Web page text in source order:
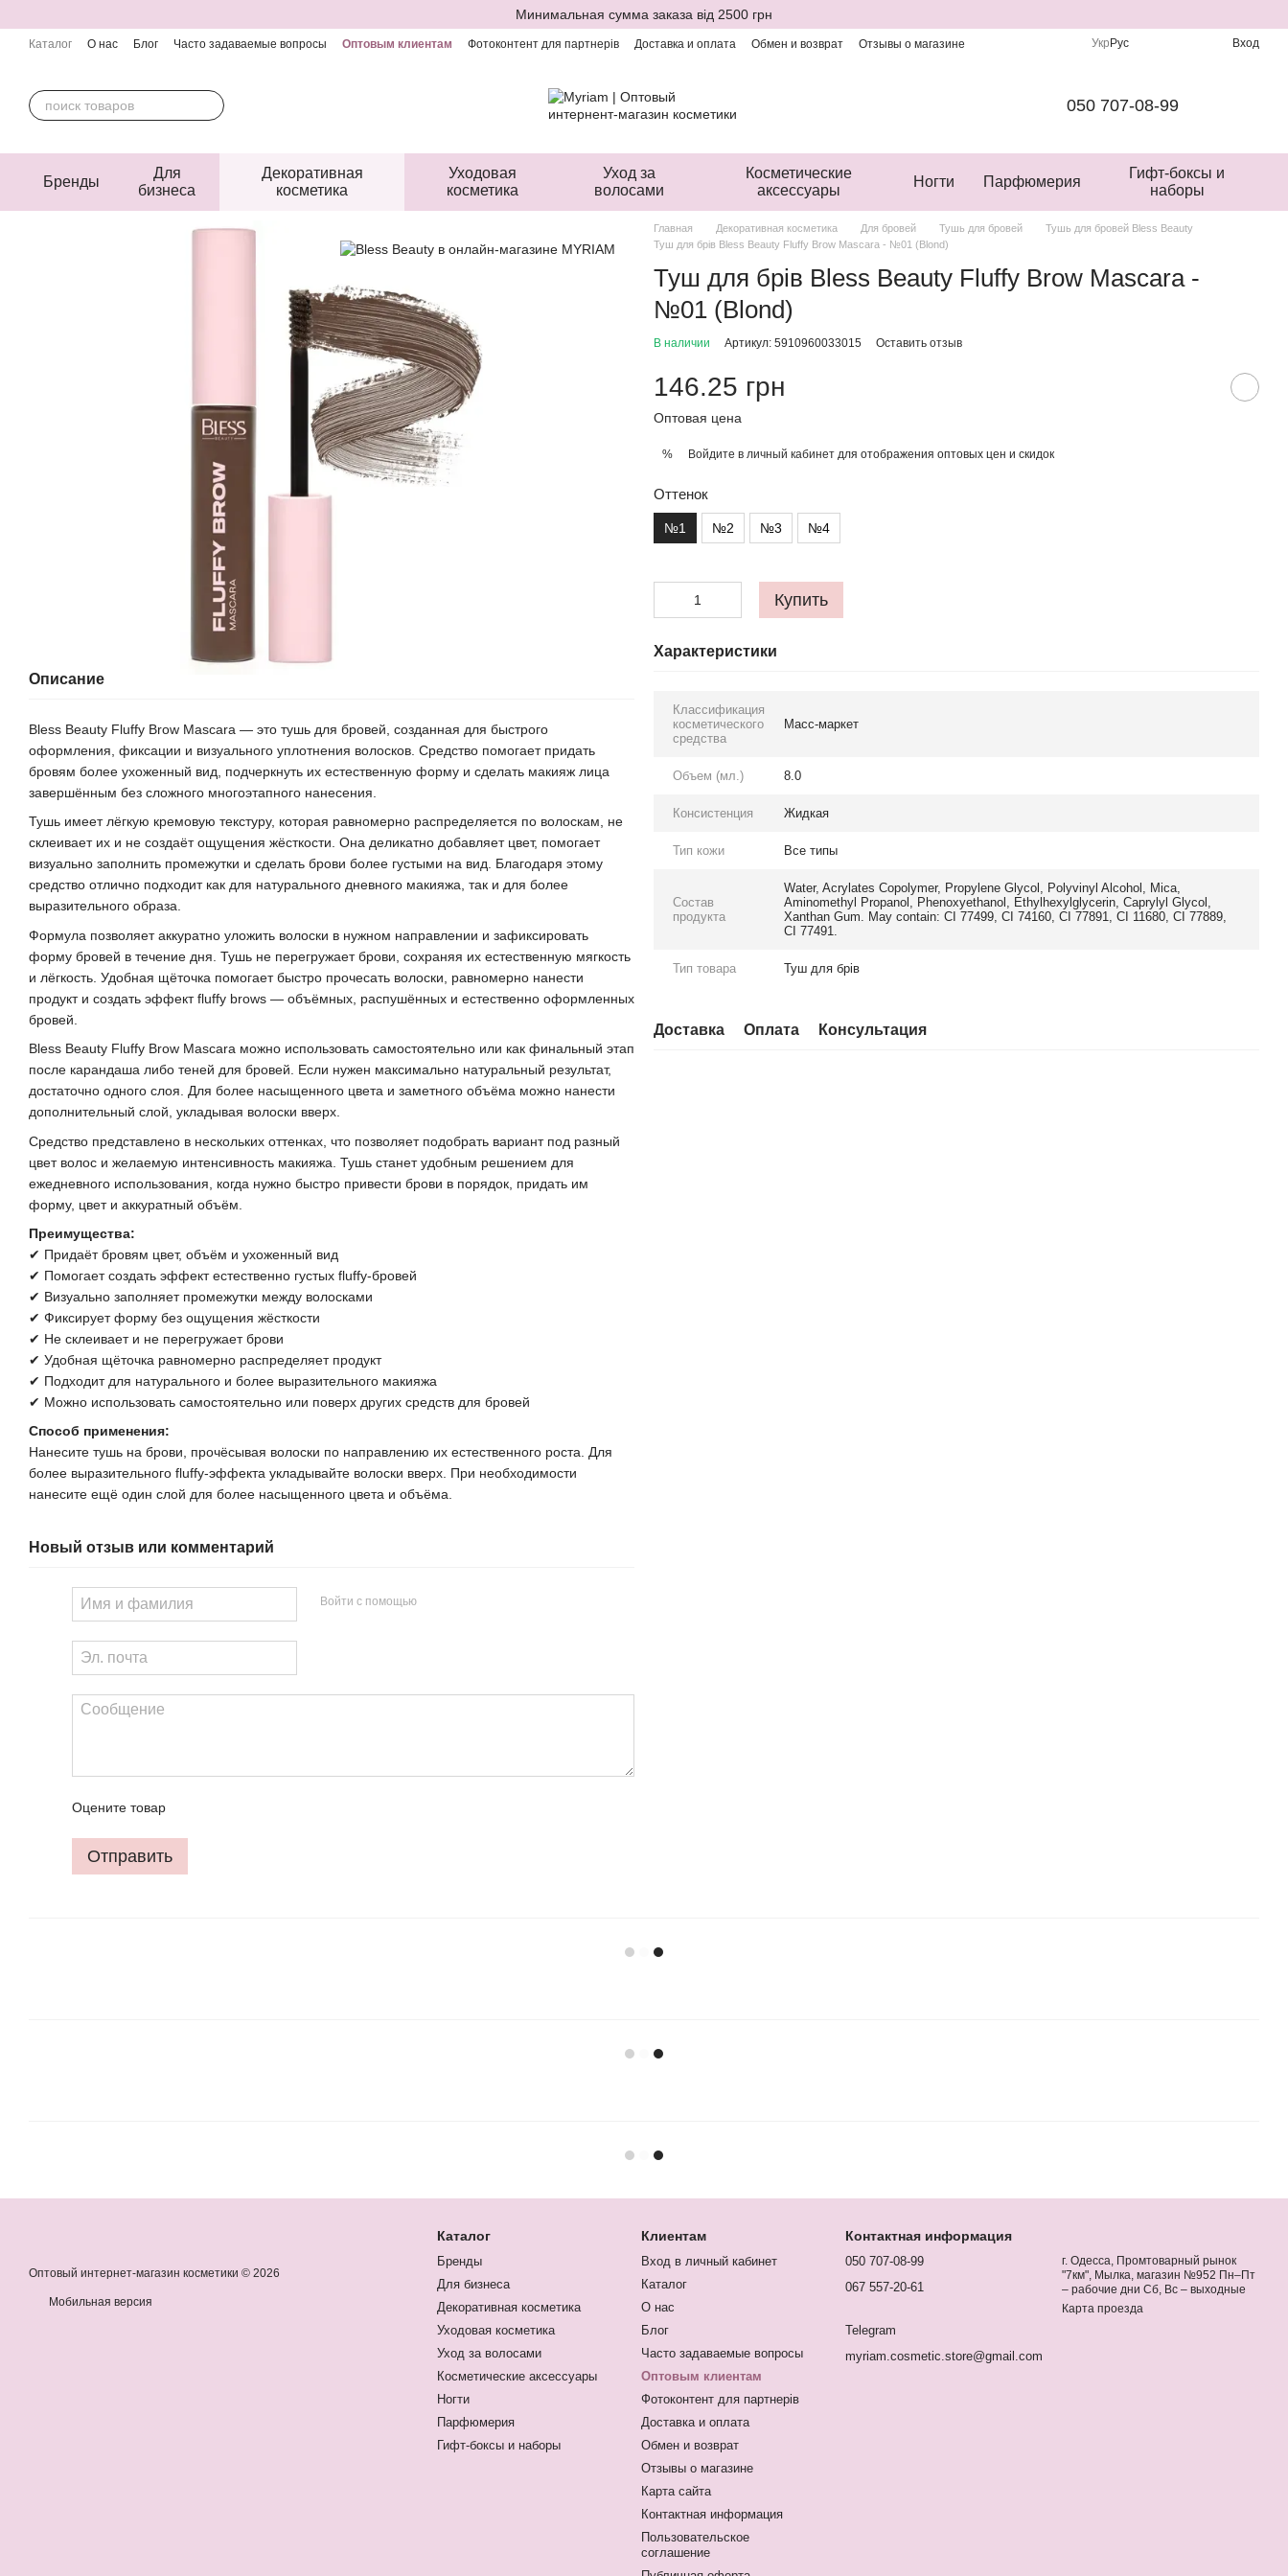
Минимальная сумма заказа від 2500 грн
Каталог О нас Блог Часто задаваемые вопросы Оптовым клиентам Фотоконтент для партнерів Доставка и оплата Обмен и возврат
Отзывы о магазине
Укр Рус Вход
050 707-08-99
Бренды
Для
бизнеса
Декоративная
косметика
Уходовая
косметика
Уход за
волосами
Косметические
аксессуары
Ногти Парфюмерия
Гифт-боксы и
наборы
Описание
Bless Beauty Fluffy Brow Mascara — это тушь для бровей, созданная для быстрого
оформления, фиксации и визуального уплотнения волосков. Средство помогает придать
бровям более ухоженный вид, подчеркнуть их естественную форму и сделать макияж лица
завершённым без сложного многоэтапного нанесения.
Тушь имеет лёгкую кремовую текстуру, которая равномерно распределяется по волоскам, не
склеивает их и не создаёт ощущения жёсткости. Она деликатно добавляет цвет, помогает
визуально заполнить промежутки и сделать брови более густыми на вид. Благодаря этому
средство отлично подходит как для натурального дневного макияжа, так и для более
выразительного образа.
Формула позволяет аккуратно уложить волоски в нужном направлении и зафиксировать
форму бровей в течение дня. Тушь не перегружает брови, сохраняя их естественную мягкость
и лёгкость. Удобная щёточка помогает быстро прочесать волоски, равномерно нанести
продукт и создать эффект fluffy brows — объёмных, распушённых и естественно оформленных
бровей.
Bless Beauty Fluffy Brow Mascara можно использовать самостоятельно или как финальный этап
после карандаша либо теней для бровей. Если нужен максимально натуральный результат,
достаточно одного слоя. Для более насыщенного цвета и заметного объёма можно нанести
дополнительный слой, укладывая волоски вверх.
Средство представлено в нескольких оттенках, что позволяет подобрать вариант под разный
цвет волос и желаемую интенсивность макияжа. Тушь станет удобным решением для
ежедневного использования, когда нужно быстро привести брови в порядок, придать им
форму, цвет и аккуратный объём.
Преимущества:
✔ Придаёт бровям цвет, объём и ухоженный вид
✔ Помогает создать эффект естественно густых fluffy-бровей
✔ Визуально заполняет промежутки между волосками
✔ Фиксирует форму без ощущения жёсткости
✔ Не склеивает и не перегружает брови
✔ Удобная щёточка равномерно распределяет продукт
✔ Подходит для натурального и более выразительного макияжа
✔ Можно использовать самостоятельно или поверх других средств для бровей
Способ применения:
Нанесите тушь на брови, прочёсывая волоски по направлению их естественного роста. Для
более выразительного fluffy-эффекта укладывайте волоски вверх. При необходимости
нанесите ещё один слой для более насыщенного цвета и объёма.
Новый отзыв или комментарий
Войти с помощью
Оцените товар
Отправить
Главная Декоративная косметика Для бровей Тушь для бровей
Тушь для бровей Bless Beauty
Туш для брів Bless Beauty Fluffy Brow Mascara - №01 (Blond)
Туш для брів Bless Beauty Fluffy Brow Mascara -
№01 (Blond)
В наличии Артикул: 5910960033015 Оставить отзыв
146.25 грн
Оптовая цена
% Войдите в личный кабинет для отображения оптовых цен и скидок
Оттенок
№1 №2 №3 №4
Купить
Характеристики
Классификация
косметического
средства
Масс-маркет
Объем (мл.) 8.0
Консистенция Жидкая
Тип кожи Все типы
Состав
продукта
Water, Acrylates Copolymer, Propylene Glycol, Polyvinyl Alcohol, Mica,
Aminomethyl Propanol, Phenoxyethanol, Ethylhexylglycerin, Caprylyl Glycol,
Xanthan Gum. May contain: CI 77499, CI 74160, CI 77891, CI 11680, CI 77889,
CI 77491.
Тип товара Туш для брів
Доставка Оплата Консультация
Оптовый интернет-магазин косметики © 2026
Мобильная версия
Каталог
Бренды
Для бизнеса
Декоративная косметика
Уходовая косметика
Уход за волосами
Косметические аксессуары
Ногти
Парфюмерия
Гифт-боксы и наборы
Клиентам
Вход в личный кабинет
Каталог
О нас
Блог
Часто задаваемые вопросы
Оптовым клиентам
Фотоконтент для партнерів
Доставка и оплата
Обмен и возврат
Отзывы о магазине
Карта сайта
Контактная информация
Пользовательское
соглашение
Контактная информация
050 707-08-99
067 557-20-61
Telegram
myriam.cosmetic.store@gmail.com
г. Одесса, Промтоварный рынок
"7км", Мылка, магазин №952 Пн–Пт
– рабочие дни Сб, Вс – выходные
Карта проезда